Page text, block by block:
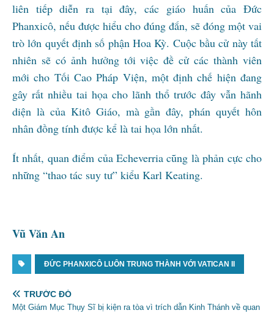
liên tiếp diễn ra tại đây, các giáo huấn của Đức
Phanxicô, nếu được hiểu cho đúng đắn, sẽ đóng một vai
trò lớn quyết định số phận Hoa Kỳ. Cuộc bầu cử này tất
nhiên sẽ có ảnh hưởng tới việc đề cử các thành viên
mới cho Tối Cao Pháp Viện, một định chế hiện đang
gây rất nhiều tai họa cho lãnh thổ trước đây vẫn hãnh
diện là của Kitô Giáo, mà gần đây, phán quyết hôn
nhân đồng tính được kể là tai họa lớn nhất.
Ít nhất, quan điểm của Echeverria cũng là phản cực cho
những “thao tác suy tư” kiểu Karl Keating.
Vũ Văn An
ĐỨC PHANXICÔ LUÔN TRUNG THÀNH VỚI VATICAN II
TRƯỚC ĐÓ
Một Giám Mục Thụy Sĩ bị kiện ra tòa vì trích dẫn Kinh Thánh về quan